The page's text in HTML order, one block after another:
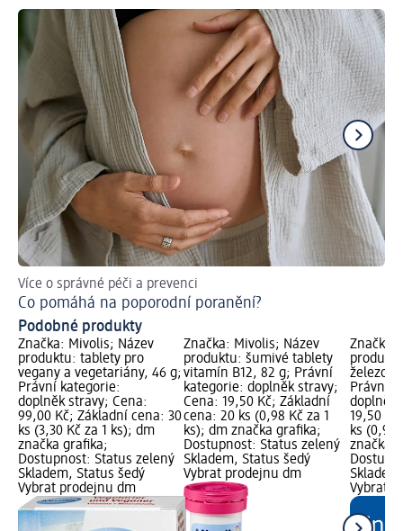
Více o správné péči a prevenci
Co pomáhá na poporodní poranění?
Podobné produkty
Značka: Mivolis; Název
produktu: tablety pro
vegany a vegetariány, 46 g;
Právní kategorie:
doplněk stravy; Cena:
99,00 Kč; Základní cena: 30
ks (3,30 Kč za 1 ks); dm
značka grafika;
Dostupnost: Status zelený
Skladem, Status šedý
Vybrat prodejnu dm
Značka: Mivolis; Název
produktu: šumivé tablety
vitamín B12, 82 g; Právní
kategorie: doplněk stravy;
Cena: 19,50 Kč; Základní
cena: 20 ks (0,98 Kč za 1
ks); dm značka grafika;
Dostupnost: Status zelený
Skladem, Status šedý
Vybrat prodejnu dm
Značka:
železo a
Právní
doplněk
19,50
ks (0,98
značka
Vybrat